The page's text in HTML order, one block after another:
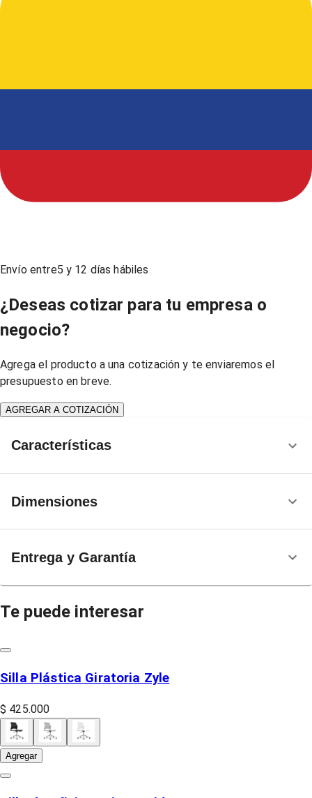
Envío entre5 y 12 días hábiles
¿Deseas cotizar para tu empresa o
negocio?
Agrega el producto a una cotización y te enviaremos el
presupuesto en breve.
AGREGAR A COTIZACIÓN
Características
Dimensiones
Entrega y Garantía
Te puede interesar
Silla Plástica Giratoria Zyle
$ 425.000
Agregar